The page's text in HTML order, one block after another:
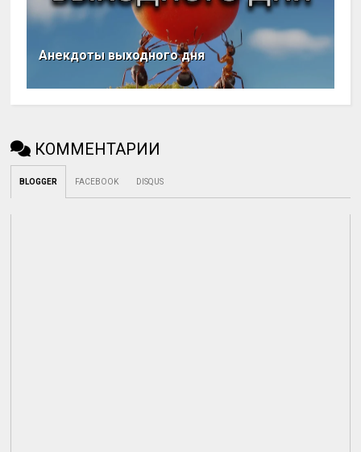
Анекдоты выходного дня
КОММЕНТАРИИ
BLOGGER FACEBOOK DISQUS